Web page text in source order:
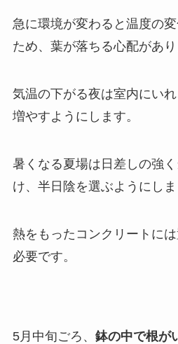
急に環境が変わると温度の
ため、葉が落ちる心配があり
気温の下がる夜は室内にい
増やすようにします。
暑くなる夏場は日差しの強
け、半日陰を選ぶようにしま
熱をもったコンクリートに
必要です。
5月中旬ごろ、 鉢の中で根が